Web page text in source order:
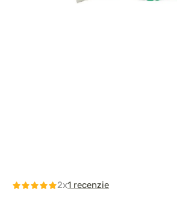
2x1 recenzie